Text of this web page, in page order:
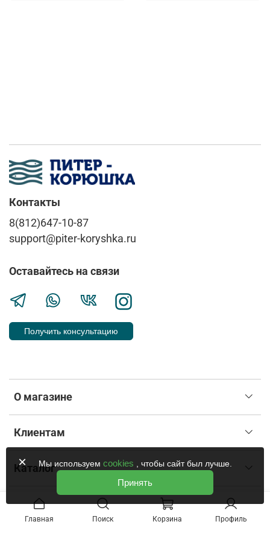
О магазине
Клиентам
Каталог
Контакты
8(812)647-10-87
support@piter-koryshka.ru
Оставайтесь на связи
Получить консультацию
Главная Поиск Корзина Профиль
× Мы используем cookies , чтобы сайт был лучше.
Принять